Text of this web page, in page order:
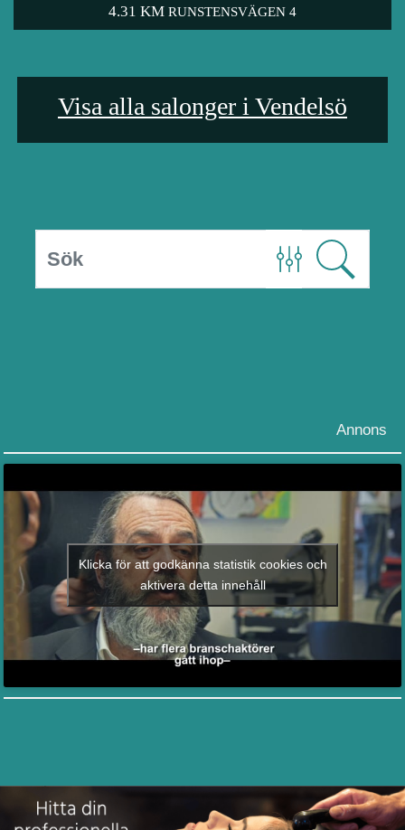
4.31 KM RUNSTENSVÄGEN 4
Visa alla salonger i Vendelsö
Annons
Klicka för att godkänna statistik cookies och
aktivera detta innehåll